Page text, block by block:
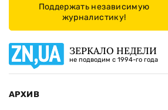
Поддержать независимую
журналистику!
ЗЕРКАЛО НЕДЕЛИ
не подводим с 1994-го года
АРХИВ